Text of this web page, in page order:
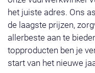
u veel shop plezier!
het juiste adres. Ons
de laagste prijzen,
allerbeste aan te
topproducten ben je
start van het nieuwe